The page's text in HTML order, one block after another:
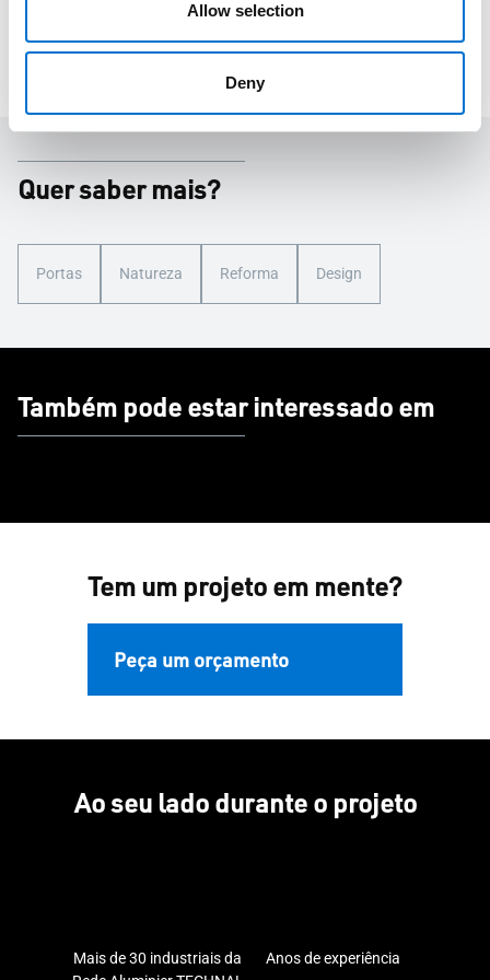
Allow selection
Deny
dos seus sonhos!
Quer saber mais?
Portas Natureza Reforma Design
Também pode estar interessado em
Tem um projeto em mente?
Peça um orçamento
Ao seu lado durante o projeto
Mais de 30 industriais da
Anos de experiência